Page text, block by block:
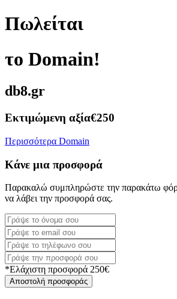
Πωλείται
το Domain!
db8.gr
Εκτιμώμενη αξία€250
Περισσότερα Domain
Κάνε μια προσφορά
Παρακαλώ συμπληρώστε την παρακάτω
να λάβει την προσφορά σας.
*Ελάχιστη προσφορά 250€
Αποστολή προσφοράς